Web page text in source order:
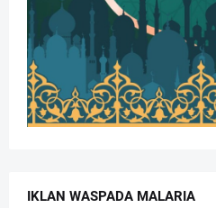
IKLAN WASPADA MALARIA